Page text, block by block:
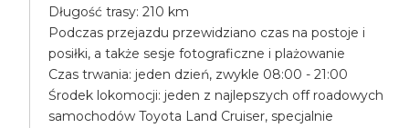
Długość trasy: 210 km
Podczas przejazdu przewidziano czas na postoje i
posiłki, a także sesje fotograficzne i plażowanie
Czas trwania: jeden dzień, zwykle 08:00 - 21:00
Środek lokomocji: jeden z najlepszych off roadowych
samochodów Toyota Land Cruiser, specjalnie